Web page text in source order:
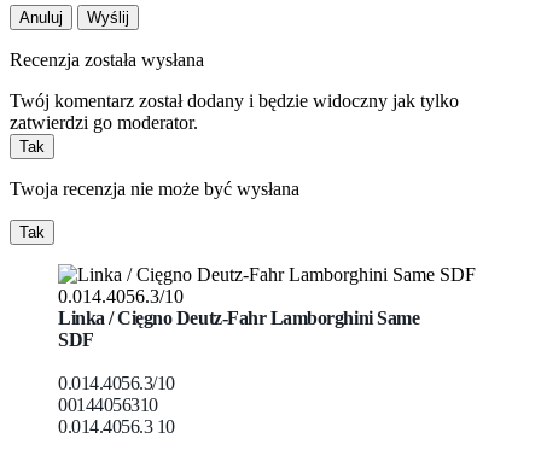
Anuluj Wyślij
Recenzja została wysłana
Twój komentarz został dodany i będzie widoczny jak tylko
zatwierdzi go moderator.
Tak
Twoja recenzja nie może być wysłana
Tak
Linka / CięgnoDeutz-Fahr Lamborghini Same
SDF
0.014.4056.3/10
00144056310
0.014.4056.3 10